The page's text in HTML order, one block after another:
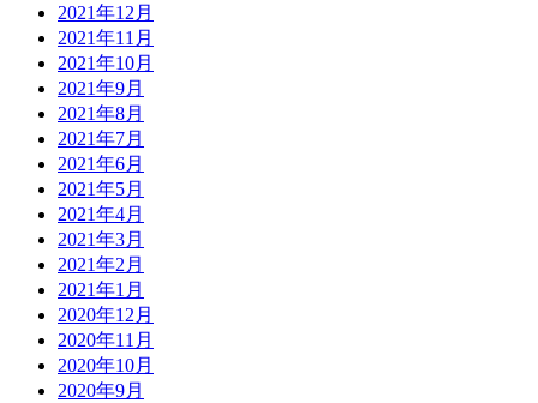
2021年12月
2021年11月
2021年10月
2021年9月
2021年8月
2021年7月
2021年6月
2021年5月
2021年4月
2021年3月
2021年2月
2021年1月
2020年12月
2020年11月
2020年10月
2020年9月